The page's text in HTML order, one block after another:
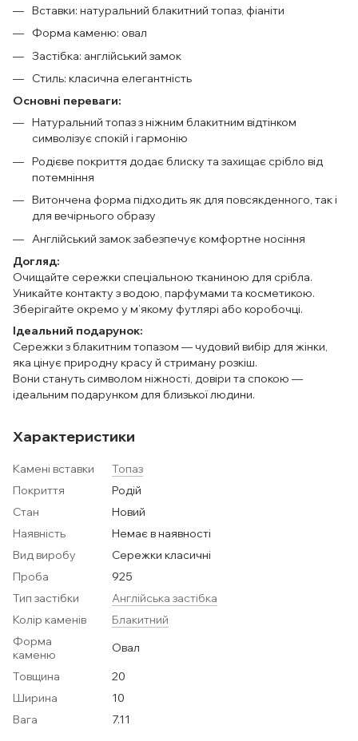
Вставки: натуральний блакитний топаз, фіаніти
Форма каменю: овал
Застібка: англійський замок
Стиль: класична елегантність
Основні переваги:
Натуральний топаз з ніжним блакитним відтінком
символізує спокій і гармонію
Родієве покриття додає блиску та захищає срібло від
потемніння
Витончена форма підходить як для повсякденного, так і
для вечірнього образу
Англійський замок забезпечує комфортне носіння
Догляд:
Очищайте сережки спеціальною тканиною для срібла.
Уникайте контакту з водою, парфумами та косметикою.
Зберігайте окремо у м’якому футлярі або коробочці.
Ідеальний подарунок:
Сережки з блакитним топазом — чудовий вибір для жінки,
яка цінує природну красу й стриману розкіш.
Вони стануть символом ніжності, довіри та спокою —
ідеальним подарунком для близької людини.
Характеристики
Камені вставки
Топаз
Покриття
Родій
Стан
Новий
Наявність
Немає в наявності
Вид виробу
Сережки класичні
Проба
925
Тип застібки
Англійська застібка
Колір каменів
Блакитний
Форма
каменю
Овал
Товщина
20
Ширина
10
Вага
7.11